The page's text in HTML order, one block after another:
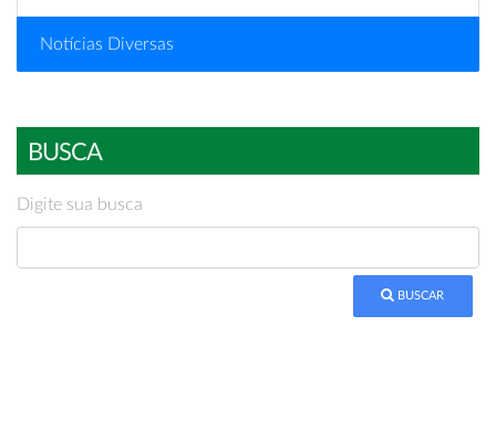
Notícias Diversas
BUSCA
Digite sua busca
BUSCAR